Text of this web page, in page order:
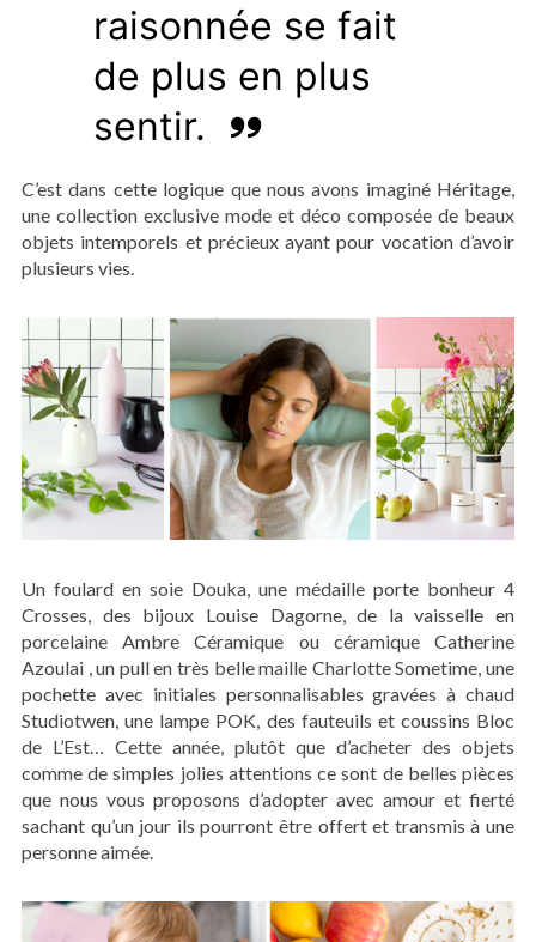
raisonnée se fait
de plus en plus
sentir.
C’est dans cette logique que nous avons imaginé Héritage,
une collection exclusive mode et déco composée de beaux
objets intemporels et précieux ayant pour vocation d’avoir
plusieurs vies.
Un foulard en soie Douka, une médaille porte bonheur 4
Crosses, des bijoux Louise Dagorne, de la vaisselle en
porcelaine Ambre Céramique ou céramique Catherine
Azoulai , un pull en très belle maille Charlotte Sometime, une
pochette avec initiales personnalisables gravées à chaud
Studiotwen, une lampe POK, des fauteuils et coussins Bloc
de L’Est… Cette année, plutôt que d’acheter des objets
comme de simples jolies attentions ce sont de belles pièces
que nous vous proposons d’adopter avec amour et fierté
sachant qu’un jour ils pourront être offert et transmis à une
personne aimée.